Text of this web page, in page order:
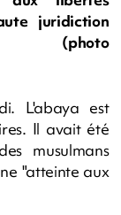
juridiction
(photo
L'abaya est
Il avait été
musulmans
"atteinte aux